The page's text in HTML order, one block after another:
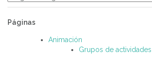
Páginas
Animación
Grupos de actividades